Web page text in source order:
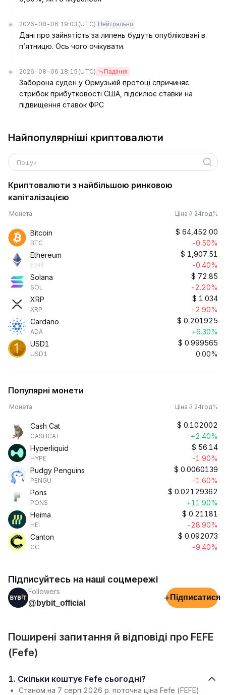
2026-08-06 19:03 (UTC) Нейтрально
Дані про зайнятість за липень будуть опубліковані в
п’ятницю. Ось чого очікувати.
2026-08-06 18:15 (UTC) Падіння
Заборона суден у Ормузькій протоці спричиняє
стрибок прибутковості США, підсилює ставки на
підвищення ставок ФРС
Найпопулярніші криптовалюти
Пошук
Криптовалюти з найбільшою ринковою
капіталізацією
Монета Ціна й 24год%
Bitcoin
BTC
$ 64,452.00
-0.50%
Ethereum
ETH
$ 1,907.51
-0.40%
Solana
SOL
$ 72.85
-2.20%
XRP
XRP
$ 1.034
-2.90%
Cardano
ADA
$ 0.201925
+6.30%
USD1
USD1
$ 0.999565
0.00%
Популярні монети
Монета Ціна й 24год%
Cash Cat
CASHCAT
$ 0.102002
+2.40%
Hyperliquid
HYPE
$ 56.14
-1.90%
Pudgy Penguins
PENGU
$ 0.0060139
-1.60%
Pons
PONS
$ 0.02129362
+11.90%
Heima
HEI
$ 0.21181
-28.90%
Canton
CC
$ 0.092073
-9.40%
Підписуйтесь на наші соцмережі
Followers
@bybit_official
+ Підписатися
Поширені запитання й відповіді про FEFE
(Fefe)
1. Скільки коштує Fefe сьогодні?
Станом на 7 серп 2026 р. поточна ціна Fefe (FEFE)